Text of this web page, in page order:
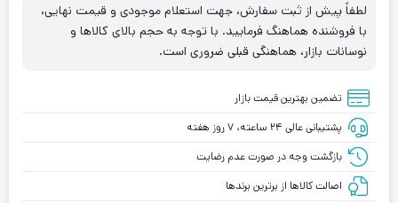
لطفاً پیش از ثبت سفارش، جهت استعلام موجودی و قیمت نهایی،
با فروشنده هماهنگ فرمایید. با توجه به حجم بالای کالاها و
نوسانات بازار، هماهنگی قبلی ضروری است.
تضمین بهترین قیمت بازار
پشتیبانی عالی ۲۴ ساعته، ۷ روز هفته
بازگشت وجه در صورت عدم رضایت
اصالت کالاها از برترین برندها